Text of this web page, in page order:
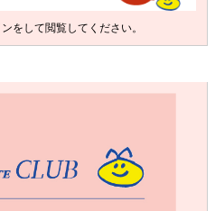
をして閲覧してください。